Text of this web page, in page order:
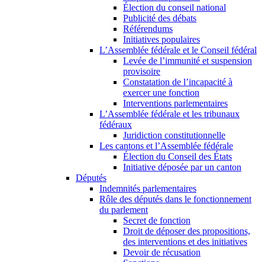
Élection du conseil national
Publicité des débats
Référendums
Initiatives populaires
L’Assemblée fédérale et le Conseil fédéral
Levée de l’immunité et suspension
provisoire
Constatation de l’incapacité à
exercer une fonction
Interventions parlementaires
L’Assemblée fédérale et les tribunaux
fédéraux
Juridiction constitutionnelle
Les cantons et l’Assemblée fédérale
Élection du Conseil des États
Initiative déposée par un canton
Députés
Indemnités parlementaires
Rôle des députés dans le fonctionnement
du parlement
Secret de fonction
Droit de déposer des propositions,
des interventions et des initiatives
Devoir de récusation